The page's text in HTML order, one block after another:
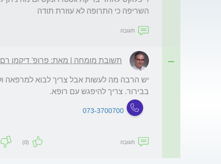
השריפה כי התרופה לא עוזרת תודה
תגובה
תשובת מומחה | מאת: פרופ' דיקמן רם
בבירור. צריך להיפגש עם רופא.
073-3700700
תגובה (0)